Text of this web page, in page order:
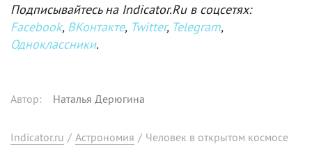
Подписывайтесь на Indicator.Ru в соцсетях:
Facebook, ВКонтакте, Twitter, Telegram,
Одноклассники.
Автор: Наталья Дерюгина
Indicator.ru / Астрономия / Человек в открытом космосе